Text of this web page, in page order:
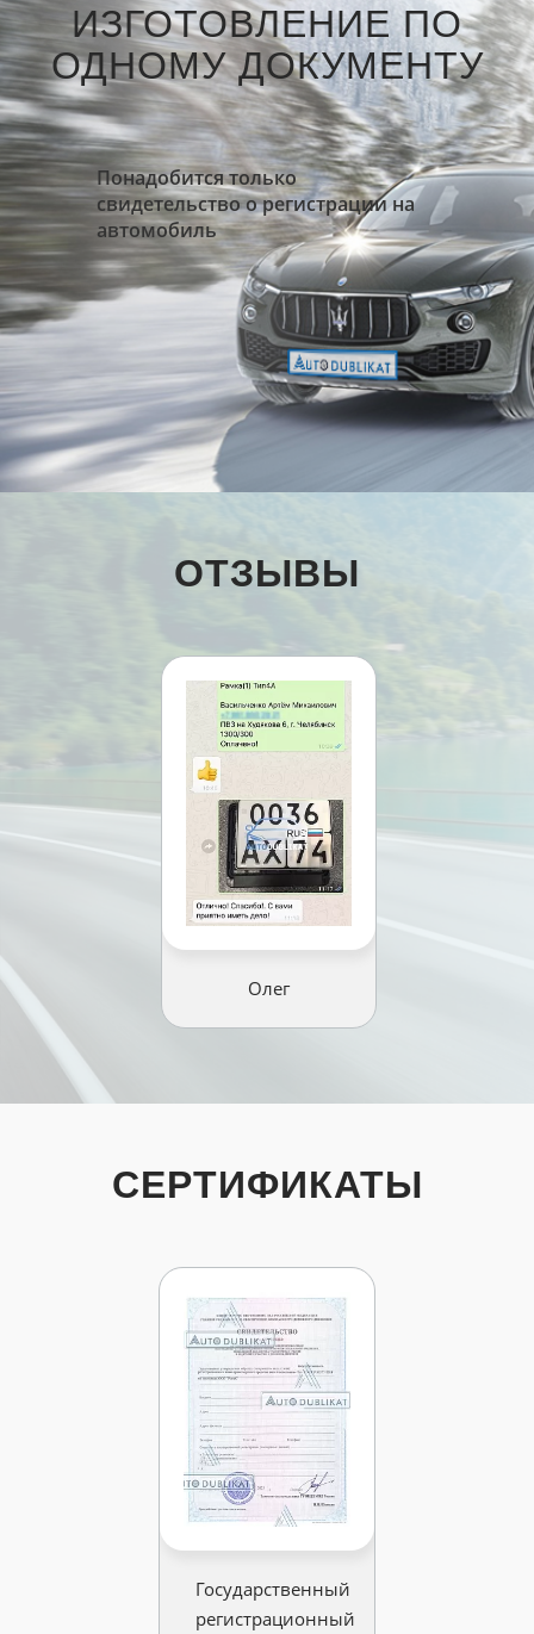
ИЗГОТОВЛЕНИЕ ПО
ОДНОМУ ДОКУМЕНТУ
Понадобится только
свидетельство о регистрации на
автомобиль
ОТЗЫВЫ
Олег
СЕРТИФИКАТЫ
Государственный
регистрационный